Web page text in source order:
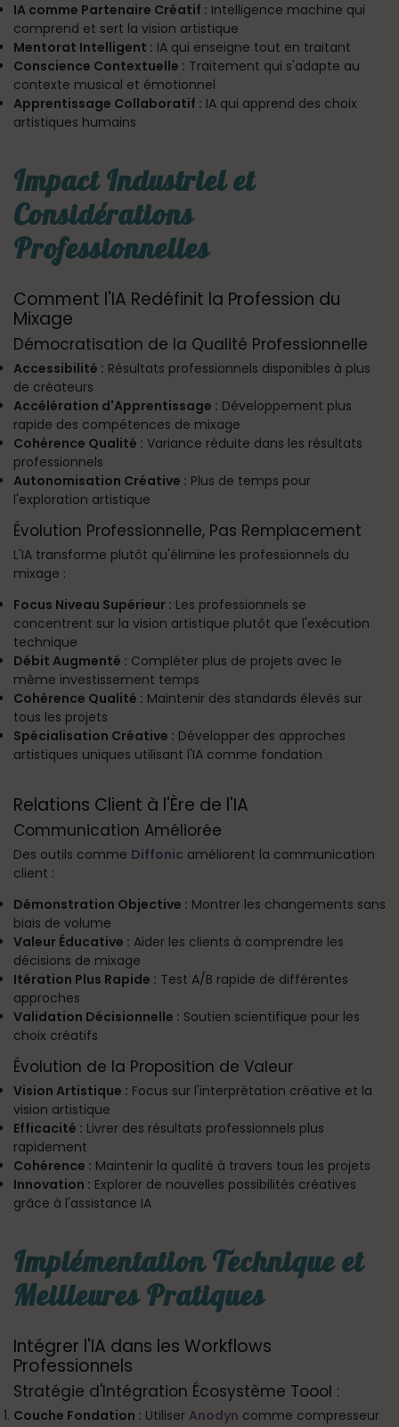
IA comme Partenaire Créatif : Intelligence machine qui
comprend et sert la vision artistique
Mentorat Intelligent : IA qui enseigne tout en traitant
Conscience Contextuelle : Traitement qui s'adapte au
contexte musical et émotionnel
Apprentissage Collaboratif : IA qui apprend des choix
artistiques humains
Impact Industriel et
Considérations
Professionnelles
Comment l'IA Redéfinit la Profession du
Mixage
Démocratisation de la Qualité Professionnelle
Accessibilité : Résultats professionnels disponibles à plus
de créateurs
Accélération d'Apprentissage : Développement plus
rapide des compétences de mixage
Cohérence Qualité : Variance réduite dans les résultats
professionnels
Autonomisation Créative : Plus de temps pour
l'exploration artistique
Évolution Professionnelle, Pas Remplacement
L'IA transforme plutôt qu'élimine les professionnels du
mixage :
Focus Niveau Supérieur : Les professionnels se
concentrent sur la vision artistique plutôt que l'exécution
technique
Débit Augmenté : Compléter plus de projets avec le
même investissement temps
Cohérence Qualité : Maintenir des standards élevés sur
tous les projets
Spécialisation Créative : Développer des approches
artistiques uniques utilisant l'IA comme fondation
Relations Client à l'Ère de l'IA
Communication Améliorée
Des outils comme Diffonic améliorent la communication
client :
Démonstration Objective : Montrer les changements sans
biais de volume
Valeur Éducative : Aider les clients à comprendre les
décisions de mixage
Itération Plus Rapide : Test A/B rapide de différentes
approches
Validation Décisionnelle : Soutien scientifique pour les
choix créatifs
Évolution de la Proposition de Valeur
Vision Artistique : Focus sur l'interprétation créative et la
vision artistique
Efficacité : Livrer des résultats professionnels plus
rapidement
Cohérence : Maintenir la qualité à travers tous les projets
Innovation : Explorer de nouvelles possibilités créatives
grâce à l'assistance IA
Implémentation Technique et
Meilleures Pratiques
Intégrer l'IA dans les Workflows
Professionnels
Stratégie d'Intégration Écosystème Toool :
Couche Fondation : Utiliser Anodyn comme compresseur